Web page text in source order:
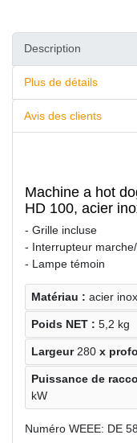
Description
Plus de détails
Avis des clients
Machine a hot
HD 100, acier
- Grille incluse
- Interrupteur
- Lampe témoin
Matériau : acier
Poids NET : 5,2 kg
Largeur280 x
Puissance de
kW
Numéro WEEE: DE